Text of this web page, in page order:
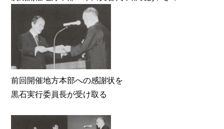
前回開催地方本部への感謝状を
黒石実行委員長が受け取る